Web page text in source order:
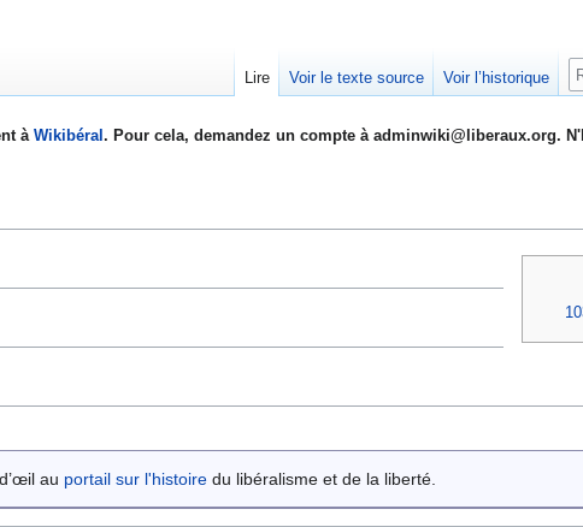
àWikibéral . Pour cela, demandez un compte à adminwiki@liberaux.org.
au portail sur l'histoire du libéralisme et de la liberté.
Lire Voir le texte source Voir l’historique